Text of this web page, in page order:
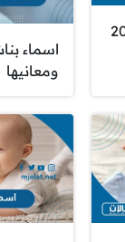
ن 2025
ومعانيها